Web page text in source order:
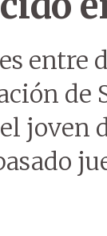
entre
de
joven